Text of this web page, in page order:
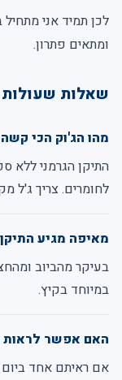
לכן תמיד אני
ומתאים פתרון.
שאלות
מהו הג'וק הכי
התיקן הגרמני ללא
לחומרים. צריך ג'ל
מאיפה מגיע
בעיקר מהביוב
במיוחד בקיץ.
האם אפשר לראות
אם ראיתם אחד ביום